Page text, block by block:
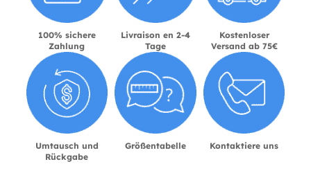
100% sichere
Zahlung
Livraison en 2-4
Tage
Kostenloser
Versand ab 75€
Umtausch und
Rückgabe
Größentabelle Kontaktiere uns